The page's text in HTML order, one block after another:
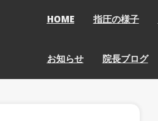
HOME 指圧の様子
お知らせ 院長ブログ